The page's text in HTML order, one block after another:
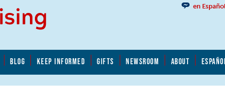
BLOG KEEP INFORMED GIFTS NEWSROOM ABOUT
en